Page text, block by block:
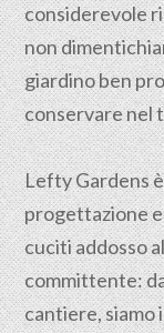
considerevole
non
giardino ben
conservare nel
Lefty Gardens
progettazionee
cuciti addosso
committente:
cantiere, siamo